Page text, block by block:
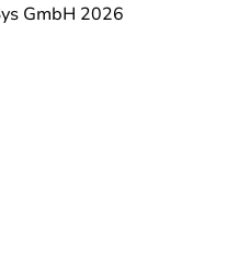
GmbH 2026